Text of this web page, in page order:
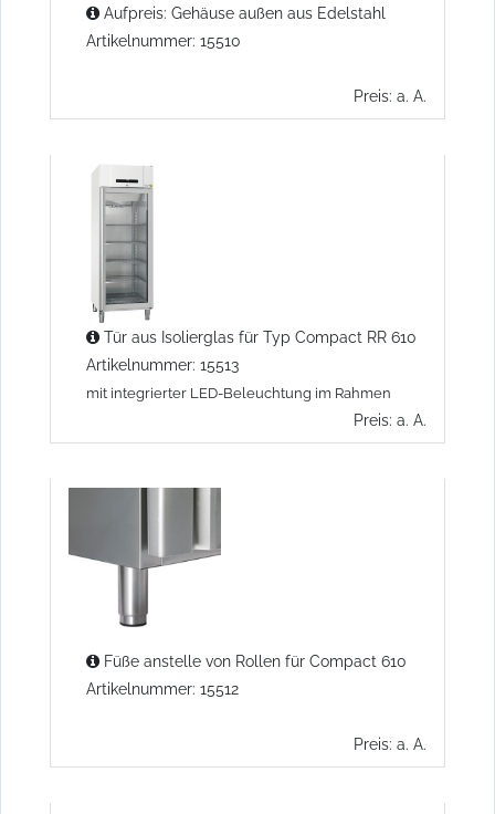
Aufpreis: Gehäuse außen aus Edelstahl
Artikelnummer: 15510
Preis: a. A.
Tür aus Isolierglas für Typ Compact RR 610
Artikelnummer: 15513
mit integrierter LED-Beleuchtung im Rahmen
Preis: a. A.
Füße anstelle von Rollen für Compact 610
Artikelnummer: 15512
Preis: a. A.